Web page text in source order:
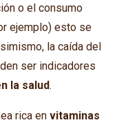
o el consumo
ejemplo) esto se
la caída del
ser indicadores
la salud.
rica en vitaminas